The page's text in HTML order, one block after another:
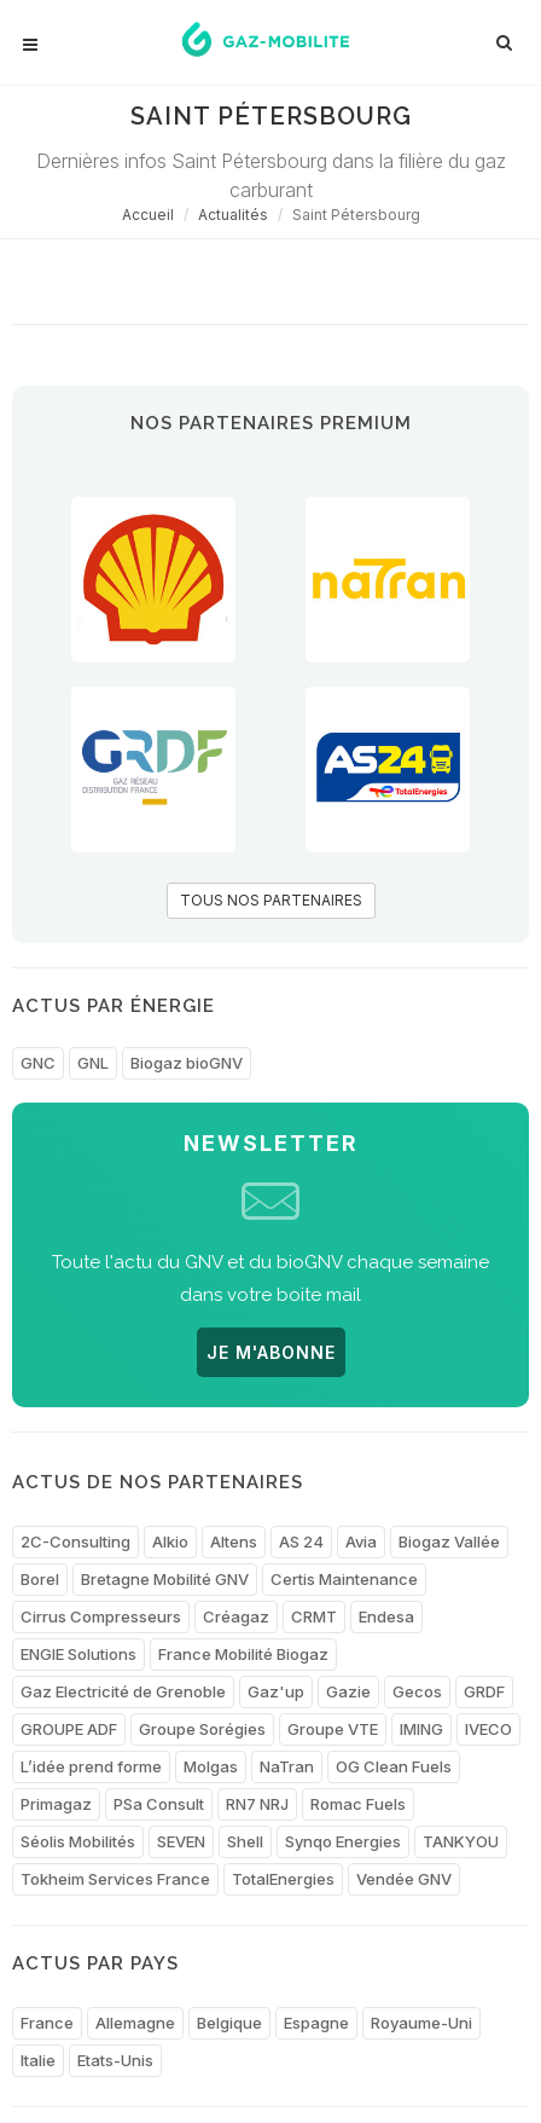
SAINT PÉTERSBOURG
Dernières infos Saint Pétersbourg dans la filière du gaz
carburant
Accueil Actualités Saint Pétersbourg
NOS PARTENAIRES PREMIUM
TOUS NOS PARTENAIRES
ACTUS PAR ÉNERGIE
GNC GNL Biogaz bioGNV
NEWSLETTER
Toute l'actu du GNV et du bioGNV chaque semaine
dans votre boite mail
JE M'ABONNE
ACTUS DE NOS PARTENAIRES
2C-Consulting Alkio Altens AS 24 Avia
Biogaz Vallée
Borel
Bretagne Mobilité GNV
Certis Maintenance
Cirrus Compresseurs
Créagaz CRMT
Endesa
ENGIE Solutions
France Mobilité Biogaz
Gaz Electricité de Grenoble
Gaz'up Gazie Gecos
GRDF
GROUPE ADF
Groupe Sorégies Groupe VTE IMING
IVECO
L’idée prend forme
Molgas NaTran
OG Clean Fuels
Primagaz
PSa Consult RN7 NRJ
Romac Fuels
Séolis Mobilités
SEVEN Shell Synqo Energies
TANKYOU
Tokheim Services France
TotalEnergies Vendée GNV
ACTUS PAR PAYS
France Allemagne Belgique Espagne
Royaume-Uni
Italie
Etats-Unis